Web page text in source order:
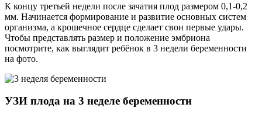
К концу третьей недели после зачатия плод размером 0,1-0,2
мм. Начинается формирование и развитие основных систем
организма, а крошечное сердце сделает свои первые удары.
Чтобы представлять размер и положение эмбриона
посмотрите, как выглядит ребёнок в 3 недели беременности
на фото.
УЗИ плода на 3 неделе беременности